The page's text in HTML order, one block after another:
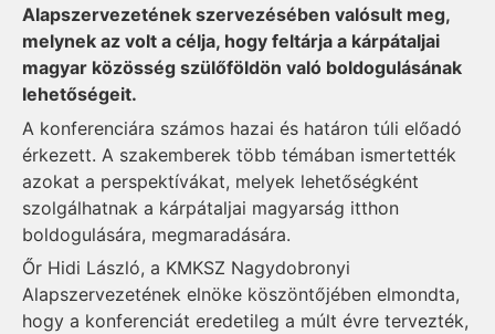
Alapszervezetének szervezésében valósult meg,
melynek az volt a célja, hogy feltárja a kárpátaljai
magyar közösség szülőföldön való boldogulásának
lehetőségeit.
A konferenciára számos hazai és határon túli előadó
érkezett. A szakemberek több témában ismertették
azokat a perspektívákat, melyek lehetőségként
szolgálhatnak a kárpátaljai magyarság itthon
boldogulására, megmaradására.
Őr Hidi László, a KMKSZ Nagydobronyi
Alapszervezetének elnöke köszöntőjében elmondta,
hogy a konferenciát eredetileg a múlt évre tervezték,